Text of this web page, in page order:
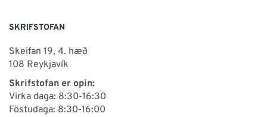
SKRIFSTOFAN
Skeifan 19, 4. hæð
108 Reykjavík
Skrifstofan er opin:
Virka daga: 8:30-16:30
Föstudaga: 8:30-16:00